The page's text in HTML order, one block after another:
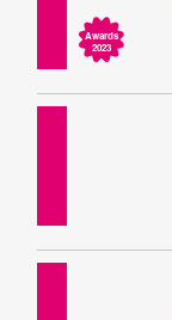
Awards
2023